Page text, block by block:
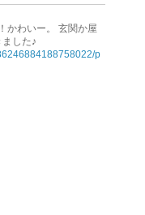
かわいー。 玄関か屋
した♪
p